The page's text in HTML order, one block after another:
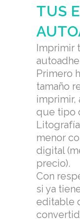
TUS
Imprimir
Primero
tamaño
imprimir,
que tipo
menor
digital
precio).
Con
si ya
editable